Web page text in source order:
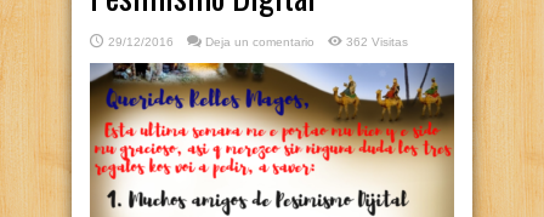
29/12/2016 Deja un comentario 362 Visitas